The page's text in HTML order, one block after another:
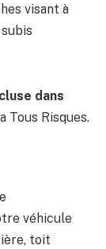
visant à
dans
Tous Risques.
véhicule
toit